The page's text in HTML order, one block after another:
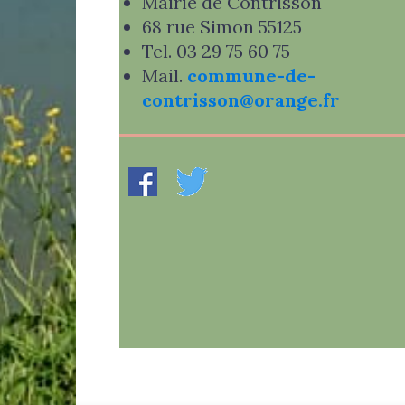
68 rue Simon 55125
Tel. 03 29 75 60 75
Mail. commune-de-
contrisson@orange.fr